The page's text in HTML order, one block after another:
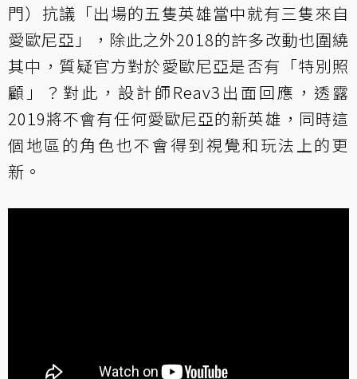
門）抗議「出場的五隻英雄當中就有三隻來自
愛歐尼亞」，除此之外2018的許多改動也圍繞
其中，質疑官方對於愛歐尼亞是否有「特別照
顧」？對此，設計師Reav3出面回應，透露
2019將不會有任何愛歐尼亞的新英雄，同時這
個地區的角色也不會得到視覺和玩法上的更
新。